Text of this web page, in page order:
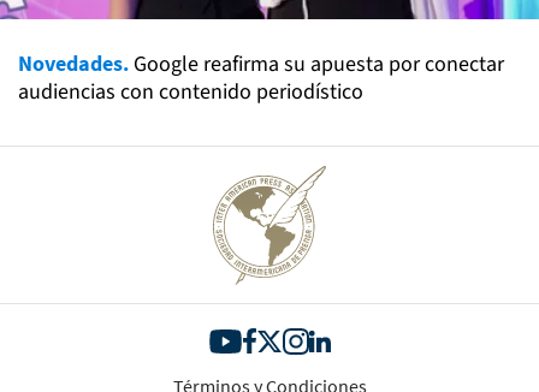
Novedades. Google reafirma su apuesta por conectar
audiencias con contenido periodístico
Términos y Condiciones